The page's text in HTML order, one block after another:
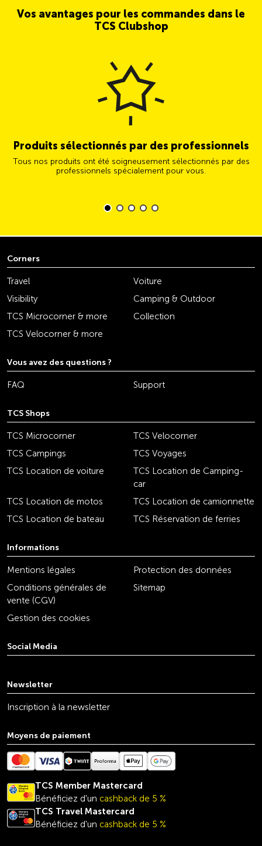
Vos avantages pour les commandes dans le
TCS Clubshop
Produits sélectionnés par des professionnels
Tous nos produits ont été soigneusement sélectionnés par des
professionnels spécialement pour vous.
Corners
Travel
Voiture
Visibility
Camping & Outdoor
TCS Microcorner & more
Collection
TCS Velocorner & more
Vous avez des questions ?
FAQ Support
TCS Shops
TCS Microcorner
TCS Velocorner
TCS Campings
TCS Voyages
TCS Location de voiture
TCS Location de Camping-
car
TCS Location de motos
TCS Location de camionnette
TCS Location de bateau
TCS Réservation de ferries
Informations
Mentions légales
Protection des données
Conditions générales de
vente (CGV)
Sitemap
Gestion des cookies
Social Media
Newsletter
Inscription à la newsletter
Moyens de paiement
TCS Member Mastercard
Bénéficiez d'un cashback de 5 %
TCS Travel Mastercard
Bénéficiez d'un cashback de 5 %